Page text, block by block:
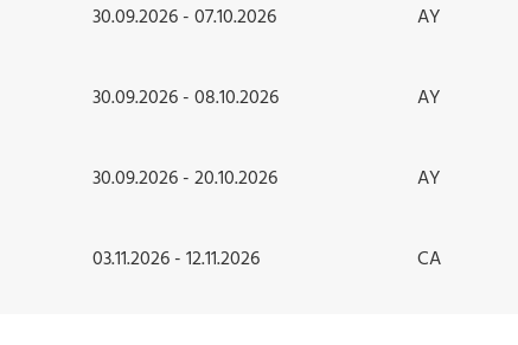
30.09.2026 - 07.10.2026 AY
30.09.2026 - 08.10.2026 AY
30.09.2026 - 20.10.2026 AY
03.11.2026 - 12.11.2026 CA